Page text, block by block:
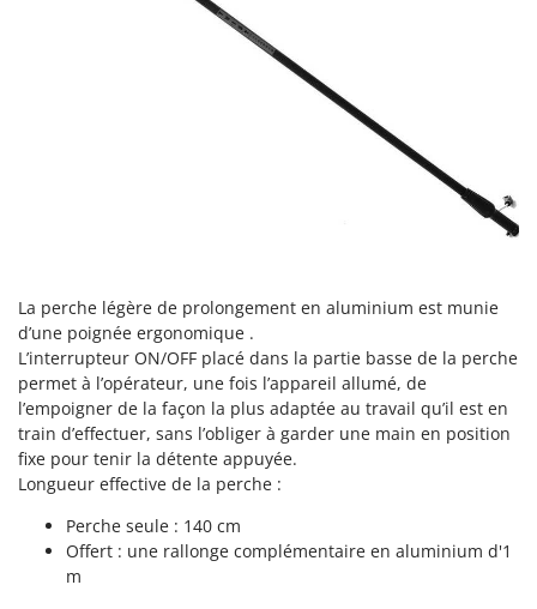
Paterlini
Philips
Pramac
Prismafood
R
R.G.V.
Rato
Reber
La perche légère de prolongement en aluminium est munie
d’une poignée ergonomique .
L’interrupteur ON/OFF placé dans la partie basse de la perche
permet à l’opérateur, une fois l’appareil allumé, de
l’empoigner de la façon la plus adaptée au travail qu’il est en
train d’effectuer, sans l’obliger à garder une main en position
fixe pour tenir la détente appuyée.
Longueur effective de la perche :
Perche seule : 140 cm
Offert : une rallonge complémentaire en aluminium d'1
m